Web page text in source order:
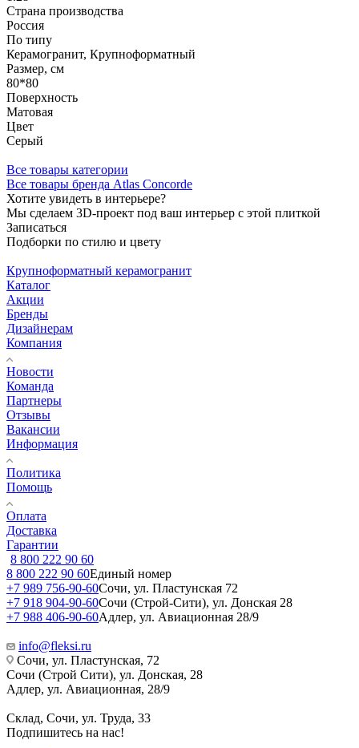
Страна производства
Россия
По типу
Керамогранит, Крупноформатный
Размер, см
80*80
Поверхность
Матовая
Цвет
Серый
Все товары категории
Все товары бренда Atlas Concorde
Хотите увидеть в интерьере?
Мы сделаем 3D-проект под ваш интерьер с этой плиткой
Записаться
Подборки по стилю и цвету
Крупноформатный керамогранит
Каталог
Акции
Бренды
Дизайнерам
Компания
Новости
Команда
Партнеры
Отзывы
Вакансии
Информация
Политика
Помощь
Оплата
Доставка
Гарантии
8 800 222 90 60
8 800 222 90 60Единый номер
+7 989 756-90-60Сочи, ул. Пластунская 72
+7 918 904-90-60Сочи (Строй-Сити), ул. Донская 28
+7 988 406-90-60Адлер, ул. Авиационная 28/9
info@fleksi.ru
Сочи, ул. Пластунская, 72
Сочи (Строй Сити), ул. Донская, 28
Адлер, ул. Авиационная, 28/9
Склад, Сочи, ул. Труда, 33
Подпишитесь на нас!